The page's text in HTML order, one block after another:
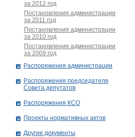
за 2012 год
Постановления администрации
за 2011 год
Постановления администрации
за 2010 год
Постановления администрации
за 2009 год
Распоряжения администрации
Распоряжения председателя
Совета депутатов
Распоряжения КСО
Проекты нормативных актов
Другие документы